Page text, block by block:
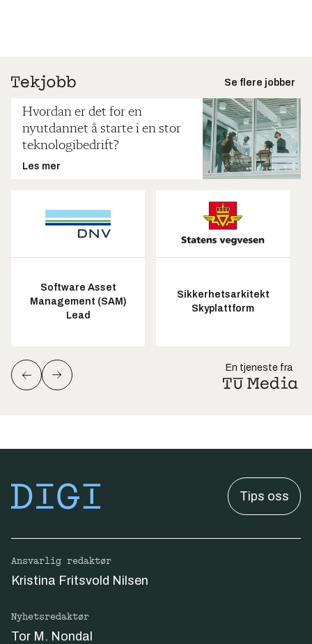
Se flere jobber
Hvordan er det for en
nyutdannet å starte i en stor
teknologibedrift?
Les mer
Software Asset
Management (SAM)
Lead
Sikkerhetsarkitekt
Skyplattform
En tjeneste fra
Tips oss
Ansvarlig redaktør
Kristina Fritsvold Nilsen
Nyhetsredaktør
Tor M. Nondal